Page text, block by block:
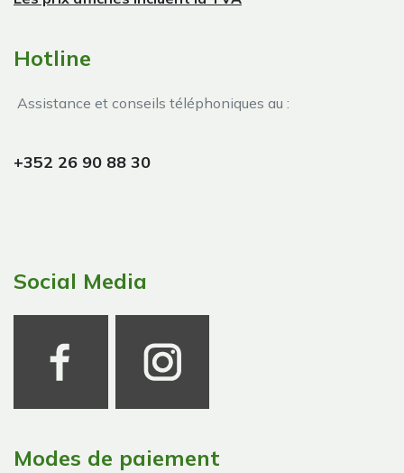
Hotline
Assistance et conseils téléphoniques au :
+352 26 90 88 30
Social Media
Modes de paiement